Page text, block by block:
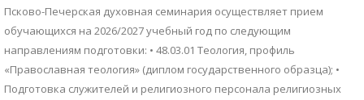
Псково-Печерская духовная семинария осуществляет прием
обучающихся на 2026/2027 учебный год по следующим
направлениям подготовки: • 48.03.01 Теология, профиль
«Православная теология» (диплом государственного образца); •
Подготовка служителей и религиозного персонала религиозных